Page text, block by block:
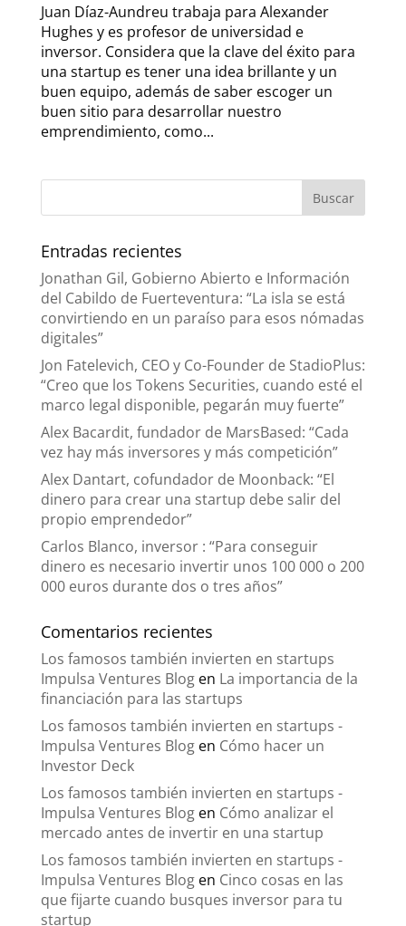
Juan Díaz-Aundreu trabaja para Alexander
Hughes y es profesor de universidad e
inversor. Considera que la clave del éxito para
una startup es tener una idea brillante y un
buen equipo, además de saber escoger un
buen sitio para desarrollar nuestro
emprendimiento, como...
Entradas recientes
Jonathan Gil, Gobierno Abierto e Información
del Cabildo de Fuerteventura: “La isla se está
convirtiendo en un paraíso para esos nómadas
digitales”
Jon Fatelevich, CEO y Co-Founder de StadioPlus:
“Creo que los Tokens Securities, cuando esté el
marco legal disponible, pegarán muy fuerte”
Alex Bacardit, fundador de MarsBased: “Cada
vez hay más inversores y más competición”
Alex Dantart, cofundador de Moonback: “El
dinero para crear una startup debe salir del
propio emprendedor”
Carlos Blanco, inversor : “Para conseguir
dinero es necesario invertir unos 100 000 o 200
000 euros durante dos o tres años”
Comentarios recientes
Los famosos también invierten en startups
Impulsa Ventures Blogen La importancia de la
financiación para las startups
Los famosos también invierten en startups -
Impulsa Ventures Blogen Cómo hacer un
Investor Deck
Los famosos también invierten en startups -
Impulsa Ventures Blogen Cómo analizar el
mercado antes de invertir en una startup
Los famosos también invierten en startups -
Impulsa Ventures Blogen Cinco cosas en las
que fijarte cuando busques inversor para tu
startup